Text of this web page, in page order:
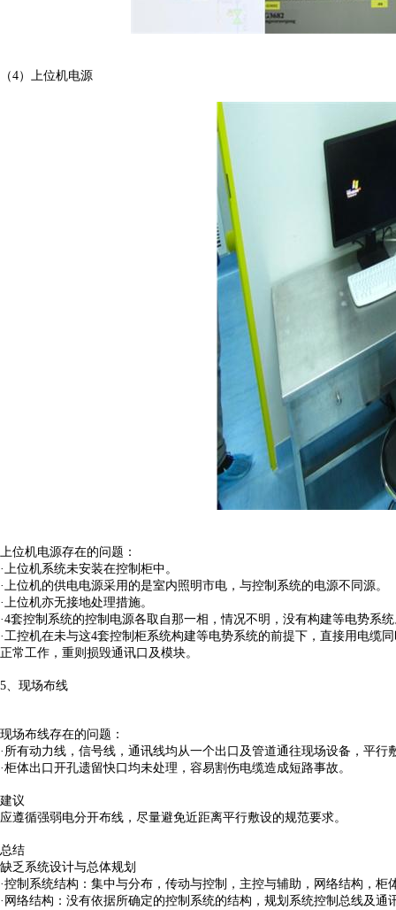
（4）上位机电源
上位机电源存在的问题：
·上位机系统未安装在控制柜中。
·上位机的供电电源采用的是室内照明市电，与控制系统的电源不同源。
·上位机亦无接地处理措施。
·4套控制系统的控制电源各取自那一相，情况不明，没有构建等电势系
·工控机在未与这4套控制柜系统构建等电势系统的前提下，直接用电缆
正常工作，重则损毁通讯口及模块。
5、现场布线
现场布线存在的问题：
·所有动力线，信号线，通讯线均从一个出口及管道通往现场设备，平
·柜体出口开孔遗留快口均未处理，容易割伤电缆造成短路事故。
建议
应遵循强弱电分开布线，尽量避免近距离平行敷设的规范要求。
总结
缺乏系统设计与总体规划
·控制系统结构：集中与分布，传动与控制，主控与辅助，网络结构，柜
·网络结构：没有依据所确定的控制系统的结构，规划系统控制总线及